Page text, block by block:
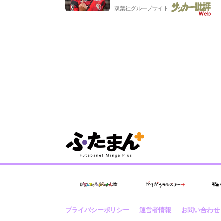
双葉社グループサイト
プライバシーポリシー 運営者情報 お問い合わせ